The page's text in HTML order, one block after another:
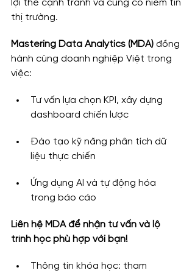
lợi thế cạnh tranh và củng cố niềm tin
thị trường.
Mastering Data Analytics (MDA) đồng
hành cùng doanh nghiệp Việt trong
việc:
Tư vấn lựa chọn KPI, xây dựng
dashboard chiến lược
Đào tạo kỹ năng phân tích dữ
liệu thực chiến
Ứng dụng AI và tự động hóa
trong báo cáo
Liên hệ MDA để nhận tư vấn và lộ
trình học phù hợp với bạn!
Thông tin khóa học: tham